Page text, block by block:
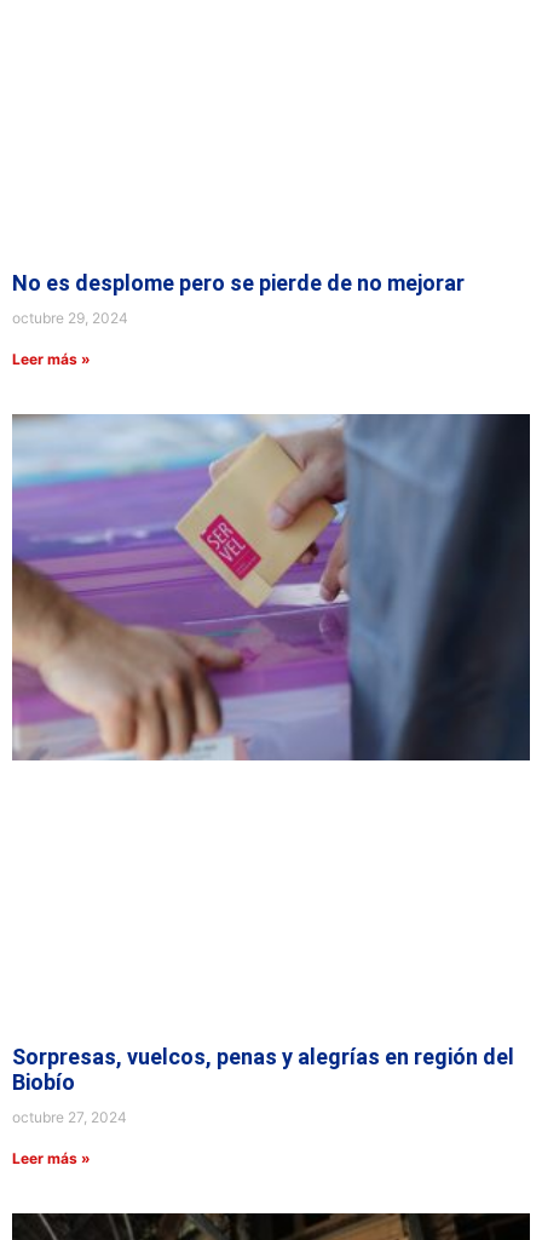
No es desplome pero se pierde de no mejorar
octubre 29, 2024
Leer más »
Sorpresas, vuelcos, penas y alegrías en región del
Biobío
octubre 27, 2024
Leer más »